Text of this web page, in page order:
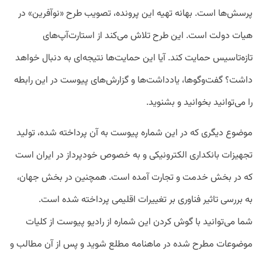
پرسش‌ها است. بهانه تهیه این پرونده، تصویب طرح «نوآفرین» در
هیات دولت است. این طرح تلاش می‌کند از استارت‌آپ‌های
تازه‌تاسیس حمایت کند. آیا این حمایت‌ها نتیجه‌ای به دنبال خواهد
داشت؟ گفت‌وگوها، یادداشت‌ها و گزارش‌های پیوست در این رابطه
را می‌توانید بخوانید و بشنوید.
موضوع دیگری که در این شماره پیوست به آن پرداخته شده، تولید
تجهیزات بانکداری الکترونیکی و به خصوص خودپرداز در ایران است
که در بخش خدمت و تجارت آمده است. همچنین در بخش جهان،
به بررسی تاثیر فناوری بر تغییرات اقلیمی پرداخته شده است.
شما می‌توانید با گوش کردن این شماره از رادیو پیوست از کلیات
موضوعات مطرح شده در ماهنامه مطلع شوید و پس از آن مطالب و